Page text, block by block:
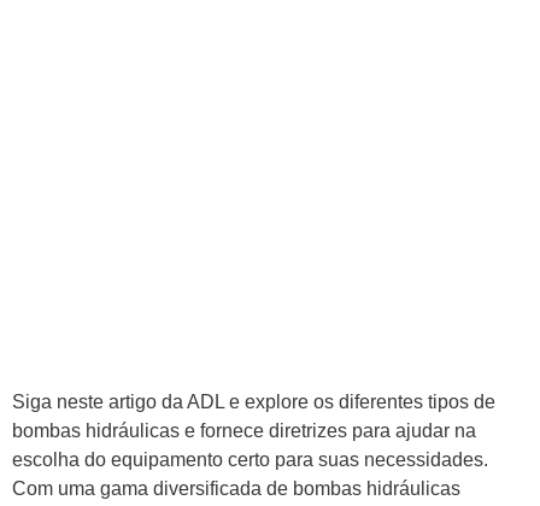
Siga neste artigo da ADL e explore os diferentes tipos de
bombas hidráulicas e fornece diretrizes para ajudar na
escolha do equipamento certo para suas necessidades.
Com uma gama diversificada de bombas hidráulicas